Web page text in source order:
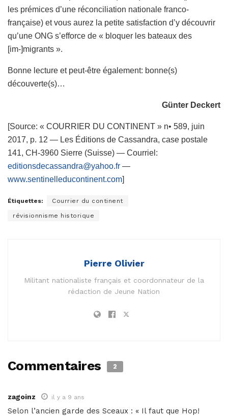
les prémices d’une réconciliation nationale franco-
française) et vous aurez la petite satisfaction d’y découvrir
qu’une ONG s’efforce de « bloquer les bateaux des
[im-]migrants ».
Bonne lecture et peut-être également: bonne(s)
découverte(s)…
Günter Deckert
[Source: « COURRIER DU CONTINENT » n• 589, juin
2017, p. 12 — Les Éditions de Cassandra, case postale
141, CH-3960 Sierre (Suisse) — Courriel:
editionsdecassandra@yahoo.fr —
www.sentinelleducontinent.com]
Étiquettes: Courrier du continent
révisionnisme historique
Pierre Olivier
Militant nationaliste français et coordonnateur de la
rédaction de Jeune Nation
Commentaires 2
zagoinz il y a 9 ans
Selon l’ancien garde des Sceaux : « Il faut que Hop!